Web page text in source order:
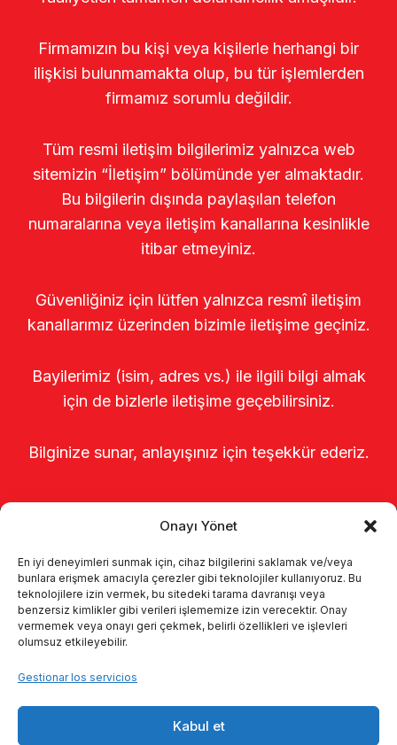
Onayı Yönet
En iyi deneyimleri sunmak için, cihaz bilgilerini saklamak ve/veya
bunlara erişmek amacıyla çerezler gibi teknolojiler kullanıyoruz. Bu
teknolojilere izin vermek, bu sitedeki tarama davranışı veya
benzersiz kimlikler gibi verileri işlememize izin verecektir. Onay
vermemek veya onayı geri çekmek, belirli özellikleri ve işlevleri
olumsuz etkileyebilir.
Gestionar los servicios
Kabul et
Firmamızın bu kişi veya kişilerle herhangi bir
ilişkisi bulunmamakta olup, bu tür işlemlerden
firmamız sorumlu değildir.
Tüm resmi iletişim bilgilerimiz yalnızca web
sitemizin “İletişim” bölümünde yer almaktadır.
Bu bilgilerin dışında paylaşılan telefon
numaralarına veya iletişim kanallarına kesinlikle
itibar etmeyiniz.
Güvenliğiniz için lütfen yalnızca resmî iletişim
kanallarımız üzerinden bizimle iletişime geçiniz.
Bayilerimiz (isim, adres vs.) ile ilgili bilgi almak
için de bizlerle iletişime geçebilirsiniz.
Bilginize sunar, anlayışınız için teşekkür ederiz.
Página de inicio
Sobre nosotros
Comunicación